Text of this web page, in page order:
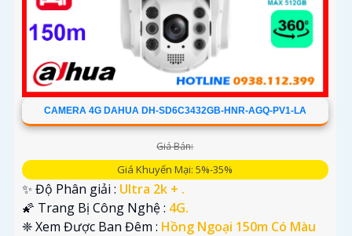
CAMERA 4G DAHUA DH-SD6C3432GB-HNR-AGQ-PV1-LA
Giá Bán:
Giá Khuyến Mại: 5%-35%
✨ Độ Phân giải : Ultra 2k + .
🌠 Trang Bị Công Nghệ : 4G.
❈ Xem Được Ban Đêm : Hồng Ngoại 150m Có Màu